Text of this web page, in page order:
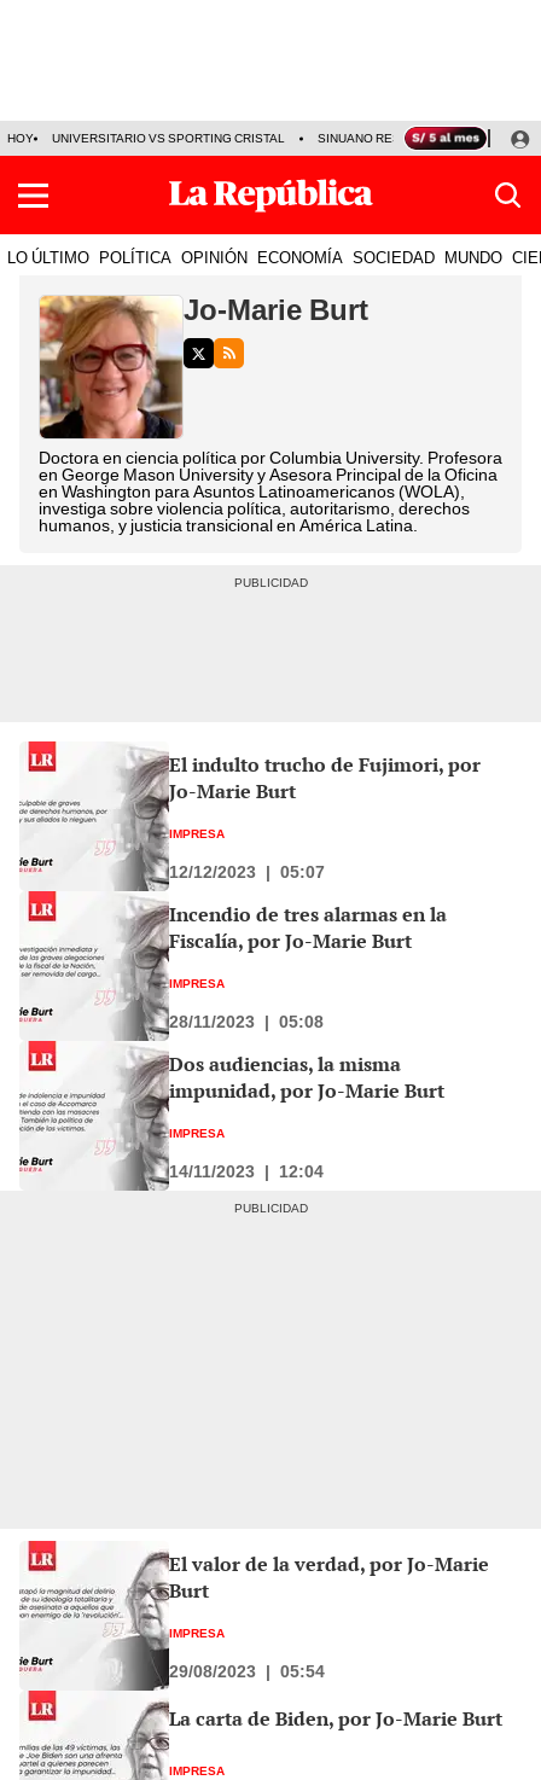
HOY UNIVERSITARIO VS SPORTING CRISTAL SINUANO RESULTADOS HOY
LO ÚLTIMO POLÍTICA OPINIÓN ECONOMÍA SOCIEDAD MUNDO
Jo-Marie Burt
Doctora en ciencia política por Columbia University. Profesora
en George Mason University y Asesora Principal de la Oficina
en Washington para Asuntos Latinoamericanos (WOLA),
investiga sobre violencia política, autoritarismo, derechos
humanos, y justicia transicional en América Latina.
El indulto trucho de Fujimori, por
Jo-Marie Burt
IMPRESA
12/12/2023 | 05:07
Incendio de tres alarmas en la
Fiscalía, por Jo-Marie Burt
IMPRESA
28/11/2023 | 05:08
Dos audiencias, la misma
impunidad, por Jo-Marie Burt
IMPRESA
14/11/2023 | 12:04
El valor de la verdad, por Jo-Marie
Burt
IMPRESA
29/08/2023 | 05:54
La carta de Biden, por Jo-Marie Burt
IMPRESA